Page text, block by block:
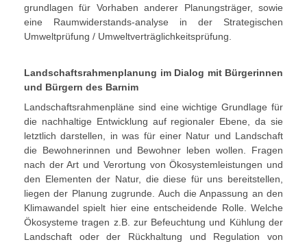
grundlagen für Vorhaben anderer Planungsträger, sowie
eine Raumwiderstands-analyse in der Strategischen
Umweltprüfung / Umweltverträglichkeitsprüfung.
Landschaftsrahmenplanung im Dialog mit Bürgerinnen
und Bürgern des Barnim
Landschaftsrahmenpläne sind eine wichtige Grundlage für
die nachhaltige Entwicklung auf regionaler Ebene, da sie
letztlich darstellen, in was für einer Natur und Landschaft
die Bewohnerinnen und Bewohner leben wollen. Fragen
nach der Art und Verortung von Ökosystemleistungen und
den Elementen der Natur, die diese für uns bereitstellen,
liegen der Planung zugrunde. Auch die Anpassung an den
Klimawandel spielt hier eine entscheidende Rolle. Welche
Ökosysteme tragen z.B. zur Befeuchtung und Kühlung der
Landschaft oder der Rückhaltung und Regulation von